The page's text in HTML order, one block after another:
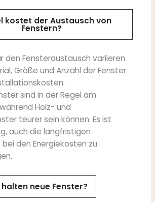
kostet der Austausch von
Fenstern?
den Fensteraustausch variieren
Größe und Anzahl der Fenster
sind in der Regel am
Holz- und
teurer sein können. Es ist
auch die langfristigen
bei den Energiekosten zu
neue Fenster?